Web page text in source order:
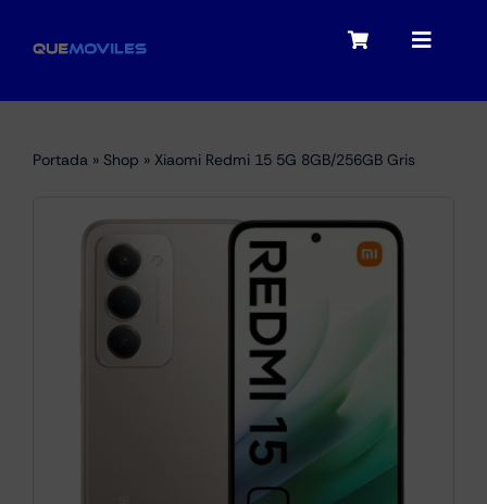
Toggle
My account
Checkout
Toggle
Audio
Portátiles
Smartwatches
Portada » Shop » Xiaomi Redmi 15 5G 8GB/256GB Gris